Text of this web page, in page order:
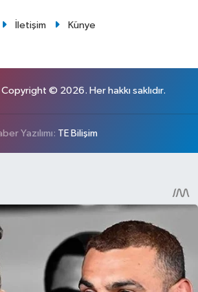
İletişim Künye
Copyright © 2026. Her hakkı saklıdır.
Yazılımı: TE Bilişim